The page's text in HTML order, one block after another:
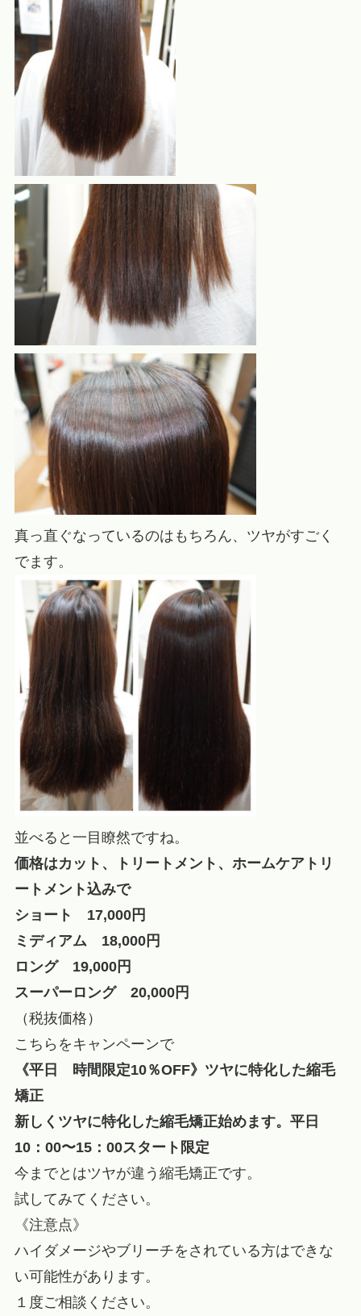
真っ直ぐなっているのはもちろん、ツヤがすごく
でます。
並べると一目瞭然ですね。
価格はカット、トリートメント、ホームケアトリ
ートメント込みで
ショート 17,000円
ミディアム 18,000円
ロング 19,000円
スーパーロング 20,000円
（税抜価格）
こちらをキャンペーンで
《平日 時間限定10％OFF》ツヤに特化した縮毛
矯正
新しくツヤに特化した縮毛矯正始めます。平日
10：00〜15：00スタート限定
今までとはツヤが違う縮毛矯正です。
試してみてください。
《注意点》
ハイダメージやブリーチをされている方はできな
い可能性があります。
１度ご相談ください。